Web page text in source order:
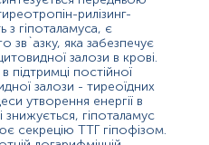
функцією. Його
до вивільнення
у жінок або синтезу
- гормон,
сприянні утворення
він підвищений у
після
у чоловіків та
рилізинг-
гіпоталамуса, є
яка забезпечує
залози в крові.
підтримці постійної
залози - тиреоїдних
утворення енергії в
знижується, гіпоталамус
секрецію ТТГ гіпофізом.